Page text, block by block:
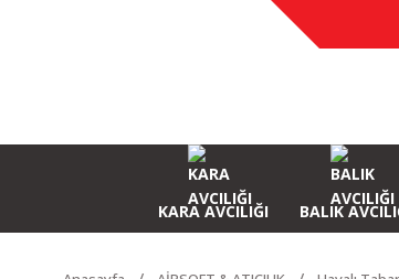
KARA AVCILIĞI BALIK